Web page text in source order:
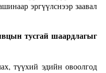
эргүүлснээр заавал
тусгай шаардлагыг
түүхий эдийн овоолгод